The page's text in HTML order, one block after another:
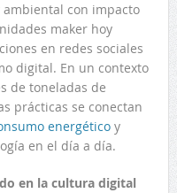
con impacto
maker hoy
en redes sociales
digital. En un contexto
de toneladas de
prácticas se conectan
energéticoy
en el día a día.
en la cultura digital